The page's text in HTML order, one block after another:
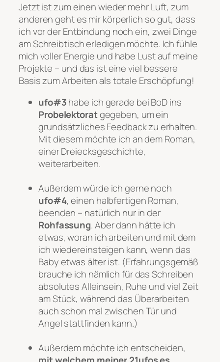
Jetzt ist zum einen wieder mehr Luft, zum
anderen geht es mir körperlich so gut, dass
ich vor der Entbindung noch ein, zwei Dinge
am Schreibtisch erledigen möchte. Ich fühle
mich voller Energie und habe Lust auf meine
Projekte – und das ist eine viel bessere
Basis zum Arbeiten als totale Erschöpfung!
ufo#3habe ich gerade bei BoD ins
Probelektoratgegeben, um ein
grundsätzliches Feedback zu erhalten.
Mit diesem möchte ich an dem Roman,
einer Dreiecksgeschichte,
weiterarbeiten.
Außerdem würde ich gerne noch
ufo#4, einen halbfertigen Roman,
beenden – natürlich nur in der
Rohfassung. Aber dann hätte ich
etwas, woran ich arbeiten und mit dem
ich wiedereinsteigen kann, wenn das
Baby etwas älter ist. (Erfahrungsgemäß
brauche ich nämlich für das Schreiben
absolutes Alleinsein, Ruhe und viel Zeit
am Stück, während das Überarbeiten
auch schon mal zwischen Tür und
Angel stattfinden kann.)
Außerdem möchte ich entscheiden,